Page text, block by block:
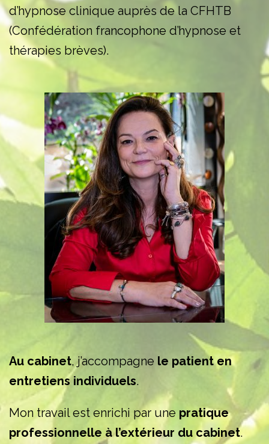
d’hypnose clinique auprès de la CFHTB
(Confédération francophone d’hypnose et
thérapies brèves).
Au cabinet, j’accompagne le patient en
entretiens individuels.
Mon travail est enrichi par une pratique
professionnelle à l’extérieur du cabinet.